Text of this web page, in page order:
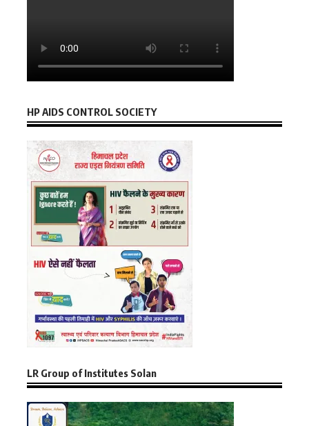
HP AIDS CONTROL SOCIETY
LR Group of Institutes Solan